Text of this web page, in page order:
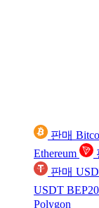
판매
Ethereum
판매
USDT BEP20
Polygon